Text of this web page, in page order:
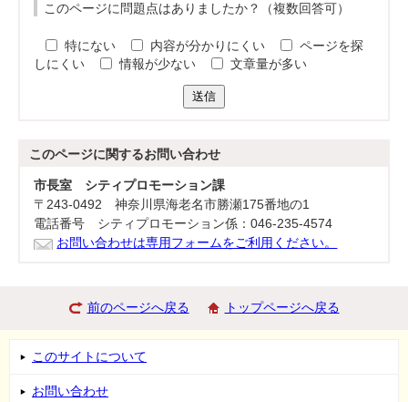
このページに問題点はありましたか？（複数回答可）
特にない 内容が分かりにくい
ページを探
しにくい
情報が少ない 文章量が多い
送信
このページに関するお問い合わせ
市長室 シティプロモーション課
〒243-0492 神奈川県海老名市勝瀬175番地の1
電話番号 シティプロモーション係：046-235-4574
お問い合わせは専用フォームをご利用ください。
前のページへ戻る トップページへ戻る
このサイトについて
お問い合わせ